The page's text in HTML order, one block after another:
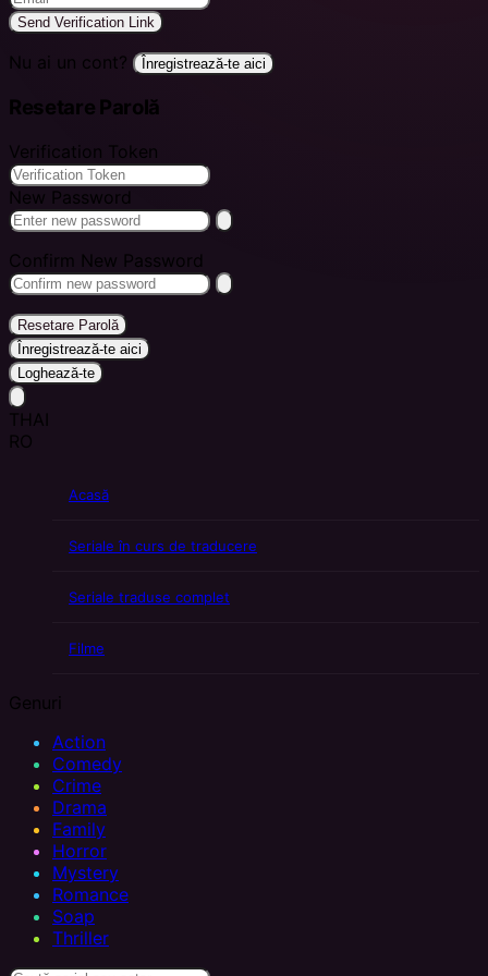
Send Verification Link
Nu ai un cont? Înregistrează-te aici
Resetare Parolă
Verification Token
New Password
Confirm New Password
Resetare Parolă
Înregistrează-te aici
Loghează-te
THAI
RO
Acasă
Seriale în curs de traducere
Seriale traduse complet
Filme
Genuri
Action
Comedy
Crime
Drama
Family
Horror
Mystery
Romance
Soap
Thriller